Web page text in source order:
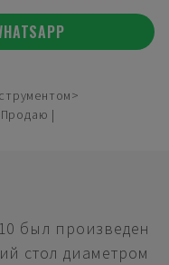
|
был произведен
стол диаметром